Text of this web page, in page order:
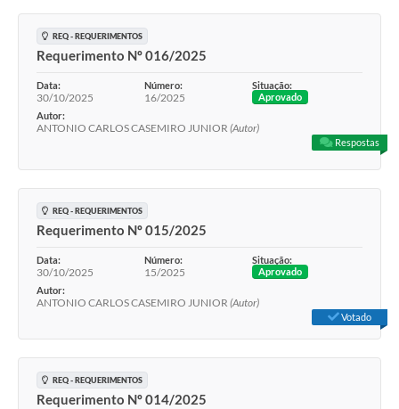
REQ - REQUERIMENTOS
Requerimento Nº 016/2025
Data:
30/10/2025
Número:
16/2025
Situação:
Aprovado
Autor:
ANTONIO CARLOS CASEMIRO JUNIOR (Autor)
Respostas
REQ - REQUERIMENTOS
Requerimento Nº 015/2025
Data:
30/10/2025
Número:
15/2025
Situação:
Aprovado
Autor:
ANTONIO CARLOS CASEMIRO JUNIOR (Autor)
Votado
REQ - REQUERIMENTOS
Requerimento Nº 014/2025